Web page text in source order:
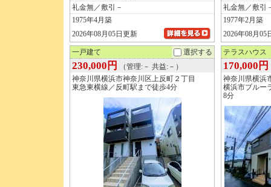
礼金無／敷引－
1975年4月築
2026年08月05日更新
礼金無／敷引
1977年2月築
2026年08月05
一戸建て 選択する
230,000円
（管理:－ 共益:－）
神奈川県横浜市神奈川区上反町２丁目
東急東横線／反町駅まで徒歩4分
テラスハウス
170,000円
神奈川県横浜
横浜市ブルー
8分